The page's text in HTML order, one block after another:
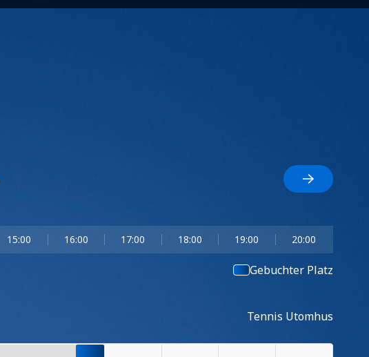
15:00 16:00 17:00 18:00 19:00 20:00
Gebuchter Platz
Tennis Utomhus